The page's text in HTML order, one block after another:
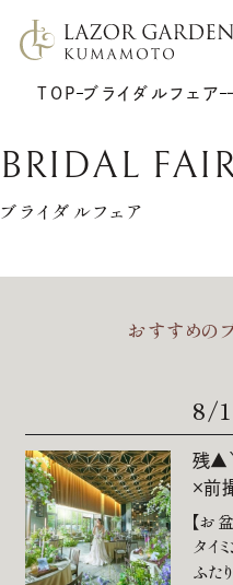
6F グラシエント
料理
衣裳
少人数結婚式のご案内
ご宴会・会議でのご利用
コマーシャル撮影施設貸
TOP ブライダルフェア
BRIDAL
ブライダルフェア
おすすめの
8/
残▲
×前
【お
タイ
ふた